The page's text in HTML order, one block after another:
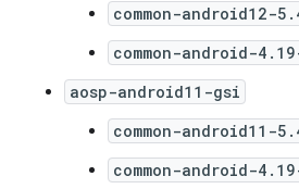
common-android12-
common-android-
aosp-android11-gsi
common-android11-
common-android-